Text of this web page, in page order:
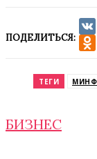
ПОДЕЛИТЬСЯ:
VK
ТЕГИ
БИЗНЕС